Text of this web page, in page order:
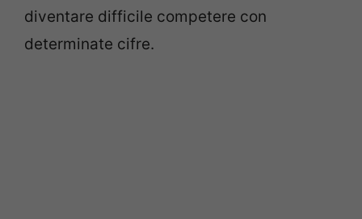
diventare difficile competere con
determinate cifre.